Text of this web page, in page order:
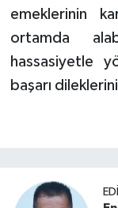
emeklerinin
ortamda
hassasiyetle
başarı